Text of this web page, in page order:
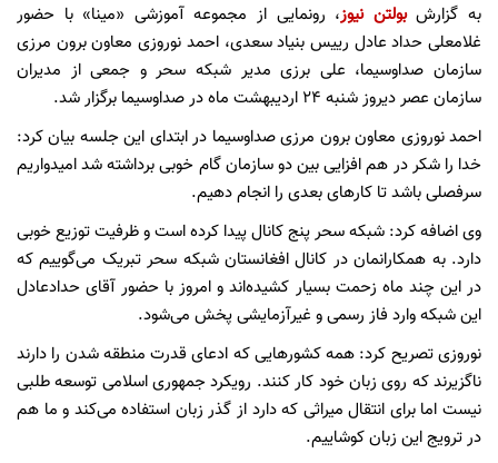
به گزارشبولتن نیوز، رونمایی از مجموعه آموزشی «مینا» با حضور
غلامعلی حداد عادل رییس بنیاد سعدی، احمد نوروزی معاون برون مرزی
سازمان صداوسیما، علی برزی مدیر شبکه سحر و جمعی از مدیران
سازمان عصر دیروز شنبه ۲۴ اردیبهشت ماه در صداوسیما برگزار شد.
احمد نوروزی معاون برون مرزی صداوسیما در ابتدای این جلسه بیان کرد:
خدا را شکر در هم افزایی بین دو سازمان گام خوبی برداشته شد امیدواریم
سرفصلی باشد تا کارهای بعدی را انجام دهیم.
وی اضافه کرد: شبکه سحر پنج کانال پیدا کرده است و ظرفیت توزیع خوبی
دارد. به همکارانمان در کانال افغانستان شبکه سحر تبریک می‌گوییم که
در این چند ماه زحمت بسیار کشیده‌اند و امروز با حضور آقای حدادعادل
این شبکه وارد فاز رسمی و غیرآزمایشی پخش می‌شود.
نوروزی تصریح کرد: همه کشورهایی که ادعای قدرت منطقه شدن را دارند
ناگزیرند که روی زبان خود کار کنند. رویکرد جمهوری اسلامی توسعه طلبی
نیست اما برای انتقال میراثی که دارد از گذر زبان استفاده می‌کند و ما هم
در ترویج این زبان کوشاییم.